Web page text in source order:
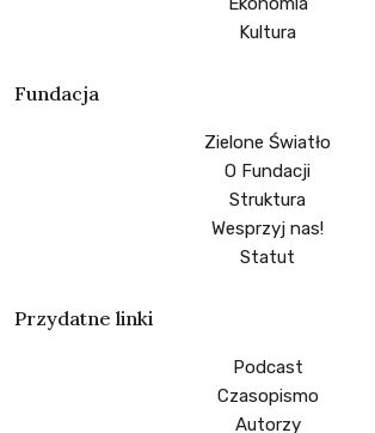
Kultura
Fundacja
Zielone Światło
O Fundacji
Struktura
Wesprzyj nas!
Statut
Przydatne linki
Podcast
Czasopismo
Autorzy